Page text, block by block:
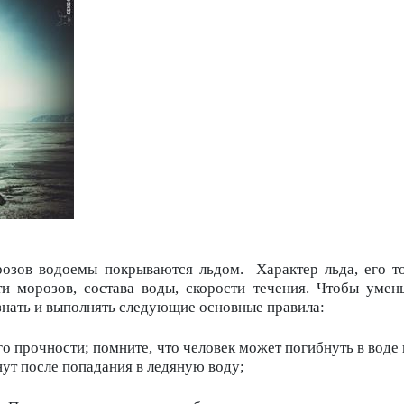
водоемы покрываются льдом.
Характер льда, его
морозов, состава воды, скорости течения. Чтобы
и выполнять следующие основные правила:
прочности; помните, что человек может погибнуть в воде
после попадания в ледяную воду;